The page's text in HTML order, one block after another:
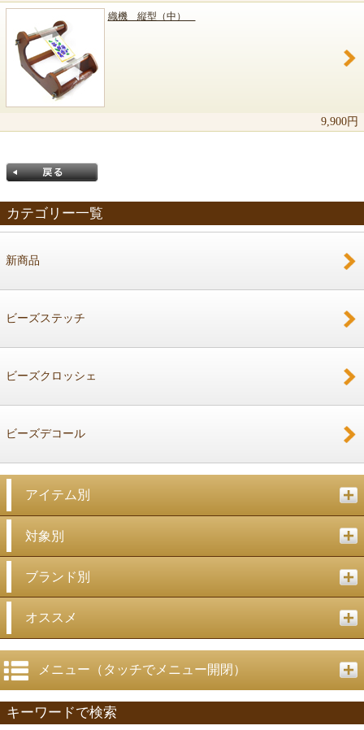
織機 縦型（中）
9,900円
カテゴリー一覧
新商品
ビーズステッチ
ビーズクロッシェ
ビーズデコール
アイテム別
対象別
ブランド別
オススメ
メニュー（タッチでメニュー開閉）
キーワードで検索